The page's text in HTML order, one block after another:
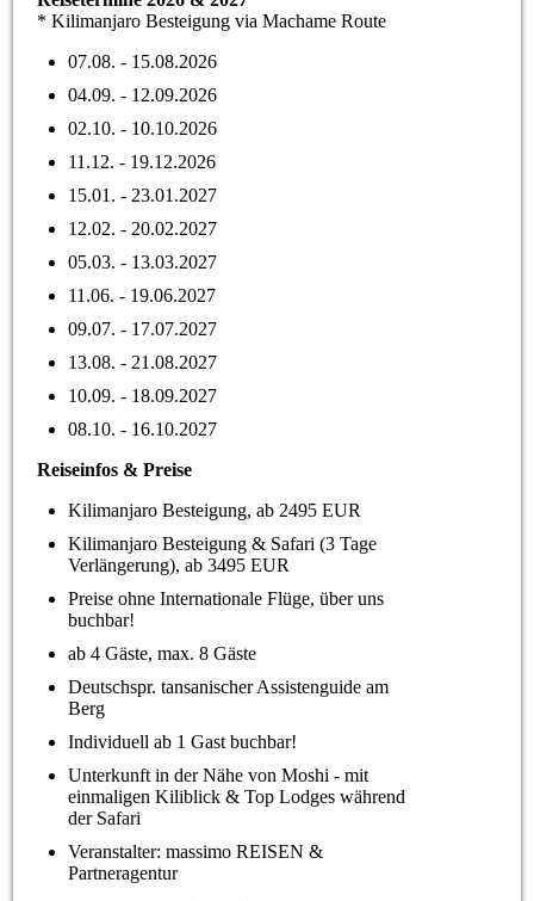
* Kilimanjaro Besteigung via Machame Route
07.08. - 15.08.2026
04.09. - 12.09.2026
02.10. - 10.10.2026
11.12. - 19.12.2026
15.01. - 23.01.2027
12.02. - 20.02.2027
05.03. - 13.03.2027
11.06. - 19.06.2027
09.07. - 17.07.2027
13.08. - 21.08.2027
10.09. - 18.09.2027
08.10. - 16.10.2027
Reiseinfos & Preise
Kilimanjaro Besteigung, ab 2495 EUR
Kilimanjaro Besteigung & Safari (3 Tage
Verlängerung), ab 3495 EUR
Preise ohne Internationale Flüge, über uns
buchbar!
ab 4 Gäste, max. 8 Gäste
Deutschspr. tansanischer Assistenguide am
Berg
Individuell ab 1 Gast buchbar!
Unterkunft in der Nähe von Moshi - mit
einmaligen Kiliblick & Top Lodges während
der Safari
Veranstalter: massimo REISEN &
Partneragentur